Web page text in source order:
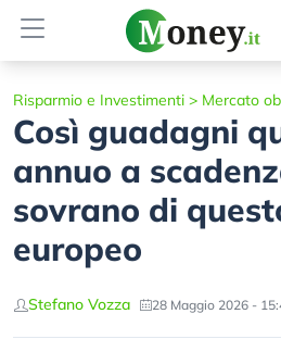
Risparmio e Investimenti > Mercato
Così guadagni
annuo a
sovrano di
europeo
Stefano Vozza 28 Maggio 2026 -